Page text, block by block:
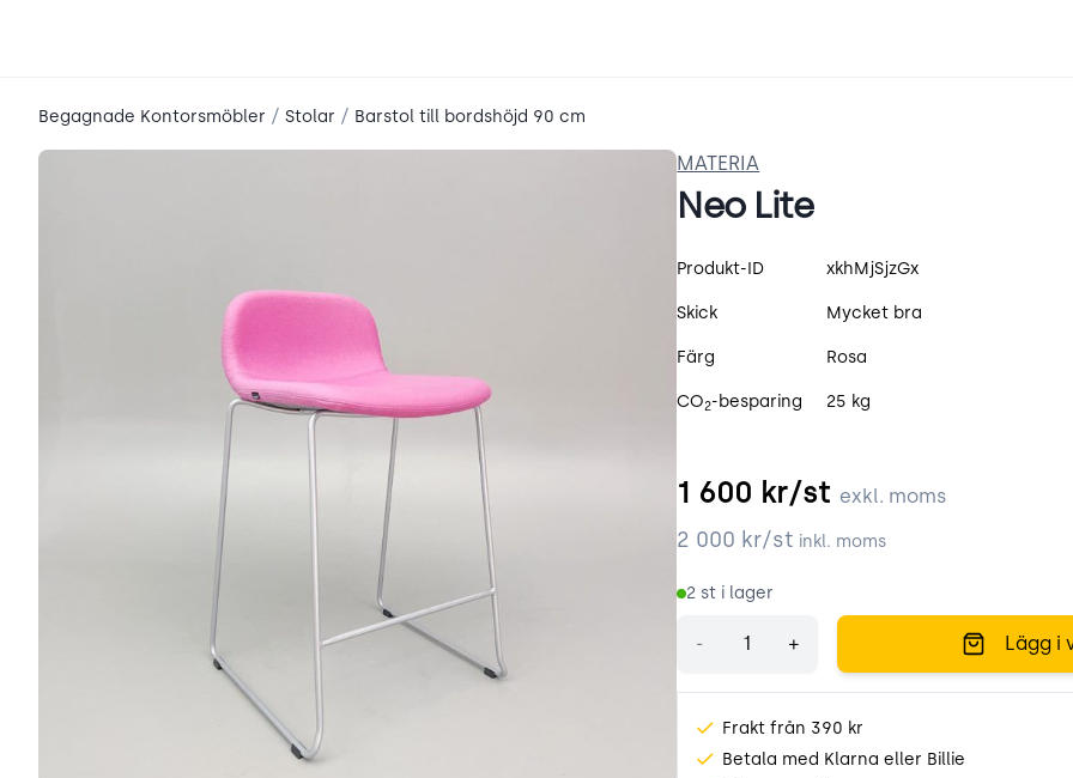
Begagnade Kontorsmöbler / Stolar / Barstol till bordshöjd 90 cm
MATERIA
Neo Lite
Produktspecifikation
Produkt-ID xkhMjSjzGx
Skick Mycket bra
Färg Rosa
CO2-besparing 25 kg
1 600 kr/st exkl. moms
2 000 kr/st inkl. moms
2 st i lager
- + Lägg i
Frakt från 390 kr
Betala med Klarna eller Billie